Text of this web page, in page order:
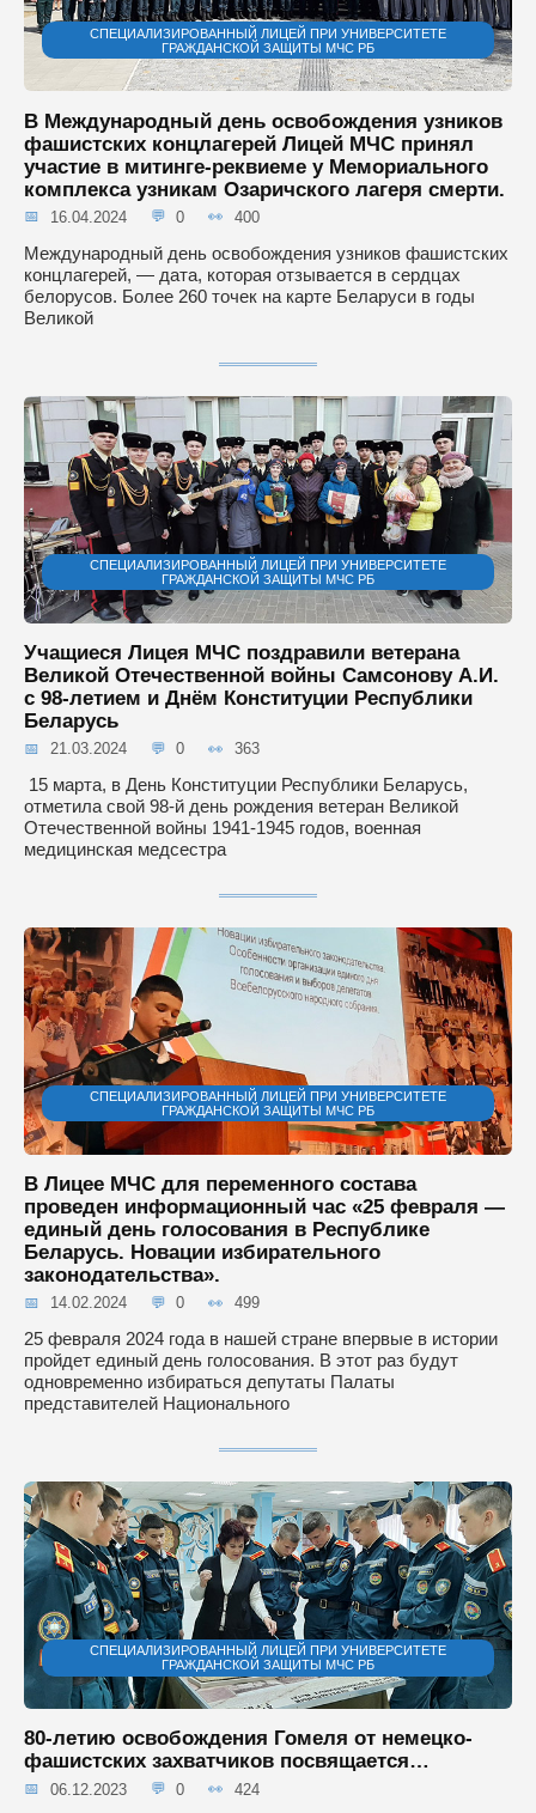
СПЕЦИАЛИЗИРОВАННЫЙ ЛИЦЕЙ ПРИ УНИВЕРСИТЕТЕ
ГРАЖДАНСКОЙ ЗАЩИТЫ МЧС РБ
В Международный день освобождения узников
фашистских концлагерей Лицей МЧС принял
участие в митинге-реквиеме у Мемориального
комплекса узникам Озаричского лагеря смерти.
16.04.2024 0 400
Международный день освобождения узников фашистских
концлагерей, — дата, которая отзывается в сердцах
белорусов. Более 260 точек на карте Беларуси в годы
Великой
СПЕЦИАЛИЗИРОВАННЫЙ ЛИЦЕЙ ПРИ УНИВЕРСИТЕТЕ
ГРАЖДАНСКОЙ ЗАЩИТЫ МЧС РБ
Учащиеся Лицея МЧС поздравили ветерана
Великой Отечественной войны Самсонову А.И.
с 98-летием и Днём Конституции Республики
Беларусь
21.03.2024 0 363
15 марта, в День Конституции Республики Беларусь,
отметила свой 98-й день рождения ветеран Великой
Отечественной войны 1941-1945 годов, военная
медицинская медсестра
СПЕЦИАЛИЗИРОВАННЫЙ ЛИЦЕЙ ПРИ УНИВЕРСИТЕТЕ
ГРАЖДАНСКОЙ ЗАЩИТЫ МЧС РБ
В Лицее МЧС для переменного состава
проведен информационный час «25 февраля —
единый день голосования в Республике
Беларусь. Новации избирательного
законодательства».
14.02.2024 0 499
25 февраля 2024 года в нашей стране впервые в истории
пройдет единый день голосования. В этот раз будут
одновременно избираться депутаты Палаты
представителей Национального
СПЕЦИАЛИЗИРОВАННЫЙ ЛИЦЕЙ ПРИ УНИВЕРСИТЕТЕ
ГРАЖДАНСКОЙ ЗАЩИТЫ МЧС РБ
80-летию освобождения Гомеля от немецко-
фашистских захватчиков посвящается…
06.12.2023 0 424